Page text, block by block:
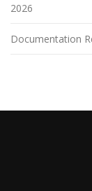
2026
Documentation